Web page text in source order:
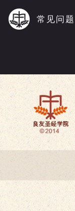
常见问题